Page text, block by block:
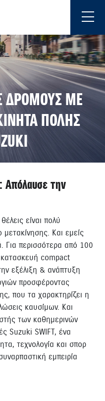
ΔΡΟΜΟΥΣ ΜΕ
ΠΟΛΗΣ
Απόλαυσε την
είναι πολύ
Και εμείς
Για περισσότερα από 100
κατασκευή compact
εξέλιξη & ανάπτυξη
προσφέροντας
που τα χαρακτηρίζει η
καυσίμων. Και
των καθημερινών
Suzuki SWIFT, ένα
τεχνολογία και σπορ
εμπειρία